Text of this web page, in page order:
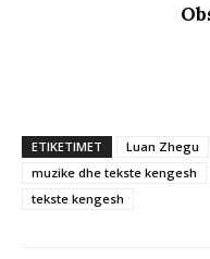
ETIKETIMET Luan Zhegu
muzike dhe tekste kengesh
tekste kengesh